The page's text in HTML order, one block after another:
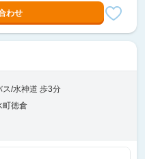
わせ
/水神道 歩3分
町徳倉